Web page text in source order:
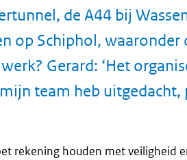
de A44 bij
op Schiphol, waaronder
Gerard: ‘Het
team heb uitgedacht,
rekening houden met veiligheid